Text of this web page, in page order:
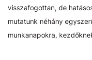
visszafogottan, de
mutatunk néhány
munkanapokra,